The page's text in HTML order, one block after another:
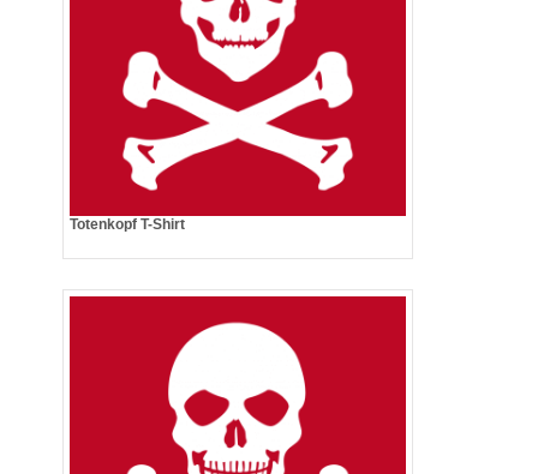
Totenkopf T-Shirt